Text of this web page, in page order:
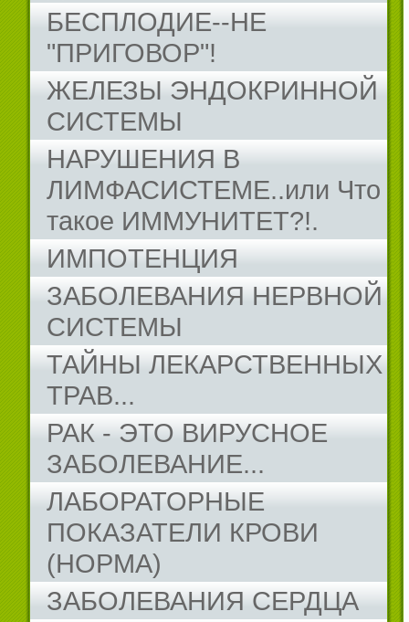
БЕСПЛОДИЕ--НЕ
"ПРИГОВОР"!
ЖЕЛЕЗЫ ЭНДОКРИННОЙ
СИСТЕМЫ
НАРУШЕНИЯ В
ЛИМФАСИСТЕМЕ..или Что
такое ИММУНИТЕТ?!.
ИМПОТЕНЦИЯ
ЗАБОЛЕВАНИЯ НЕРВНОЙ
СИСТЕМЫ
ТАЙНЫ ЛЕКАРСТВЕННЫХ
ТРАВ...
РАК - ЭТО ВИРУСНОЕ
ЗАБОЛЕВАНИЕ...
ЛАБОРАТОРНЫЕ
ПОКАЗАТЕЛИ КРОВИ
(НОРМА)
ЗАБОЛЕВАНИЯ СЕРДЦА